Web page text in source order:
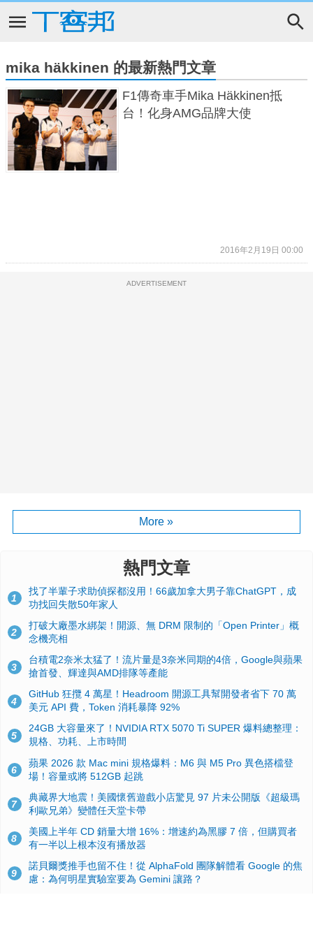
mika häkkinen 的最新熱門文章
F1傳奇車手Mika Häkkinen抵
台！化身AMG品牌大使
2016年2月19日 00:00
ADVERTISEMENT
More »
熱門文章
1
找了半輩子求助偵探都沒用！66歲加拿大男子靠ChatGPT，成
功找回失散50年家人
2
打破大廠墨水綁架！開源、無 DRM 限制的「Open Printer」概
念機亮相
3
台積電2奈米太猛了！流片量是3奈米同期的4倍，Google與蘋果
搶首發、輝達與AMD排隊等產能
4
GitHub 狂攬 4 萬星！Headroom 開源工具幫開發者省下 70 萬
美元 API 費，Token 消耗暴降 92%
5
24GB 大容量來了！NVIDIA RTX 5070 Ti SUPER 爆料總整理：
規格、功耗、上市時間
6
蘋果 2026 款 Mac mini 規格爆料：M6 與 M5 Pro 異色搭檔登
場！容量或將 512GB 起跳
7
典藏界大地震！美國懷舊遊戲小店驚見 97 片未公開版《超級瑪
利歐兄弟》變體任天堂卡帶
8
美國上半年 CD 銷量大增 16%：增速約為黑膠 7 倍，但購買者
有一半以上根本沒有播放器
9
諾貝爾獎推手也留不住！從 AlphaFold 團隊解體看 Google 的焦
慮：為何明星實驗室要為 Gemini 讓路？